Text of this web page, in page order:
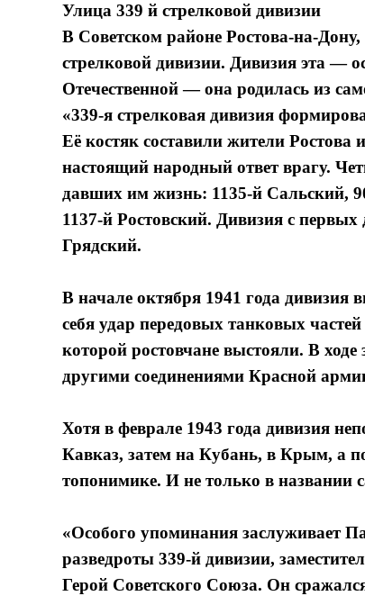
Улица 339 й стрелковой дивизии
В Советском районе Ростова-на-
стрелковой дивизии. Дивизия эта —
Отечественной — она родилась из
«339-я стрелковая дивизия
Её костяк составили жители
настоящий народный ответ врагу.
давших им жизнь: 1135-й Сальский,
1137-й Ростовский. Дивизия с
Грядский.
В начале октября 1941 года дивизия
себя удар передовых танковых
которой ростовчане выстояли. В ходе
другими соединениями Красной
Хотя в феврале 1943 года дивизия
Кавказ, затем на Кубань, в Крым, а
топонимике. И не только в названии
«Особого упоминания заслуживает
разведроты 339-й дивизии,
Герой Советского Союза. Он